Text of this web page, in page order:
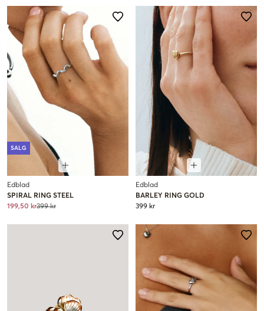
SALG
Edblad
SPIRAL RING STEEL
199,50 kr399 kr
Edblad
BARLEY RING GOLD
399 kr